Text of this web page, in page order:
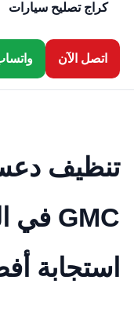
كراج تصليح سيارات
اتصل الآن
تنظيف
استجابة